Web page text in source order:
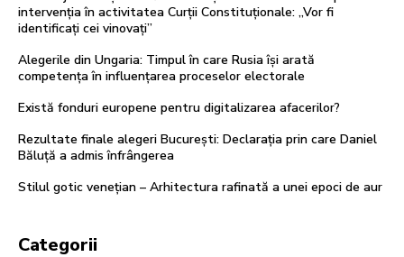
intervenția în activitatea Curții Constituționale: „Vor fi
identificați cei vinovați”
Alegerile din Ungaria: Timpul în care Rusia își arată
competența în influențarea proceselor electorale
Există fonduri europene pentru digitalizarea afacerilor?
Rezultate finale alegeri București: Declarația prin care Daniel
Băluță a admis înfrângerea
Stilul gotic venețian – Arhitectura rafinată a unei epoci de aur
Categorii